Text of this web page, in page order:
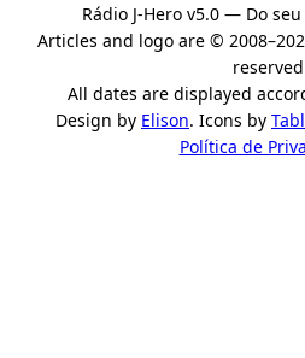
Rádio J-Hero v5.0 — Do
Articles and logo are ©
All dates are displayed
Design by Elison. Icons by
Política de